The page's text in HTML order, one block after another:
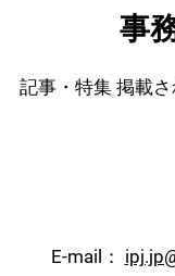
事
記事・特集 掲載
E-mail：